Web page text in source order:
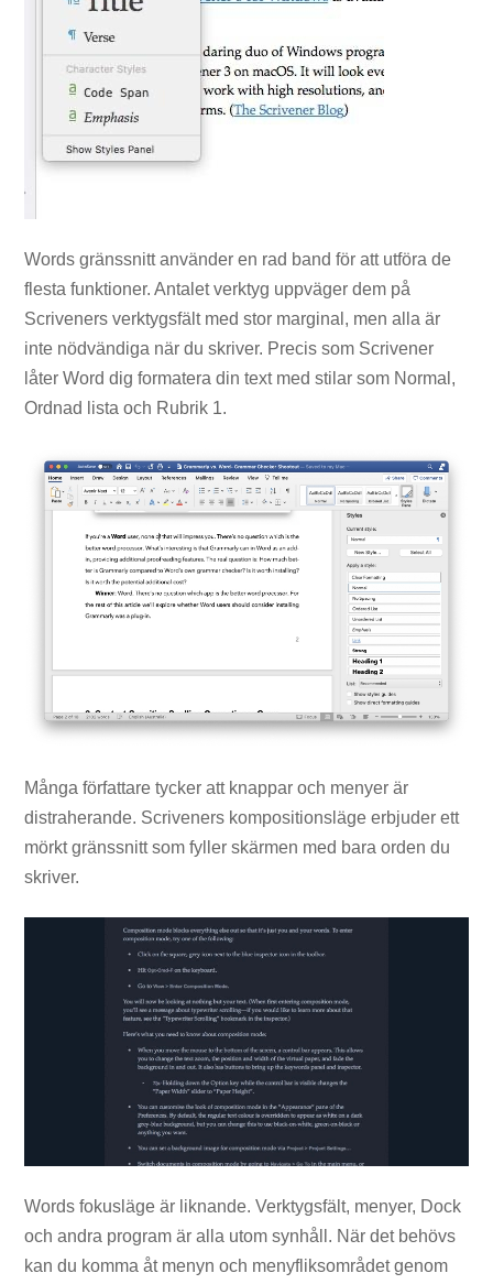
Words gränssnitt använder en rad band för att utföra de
flesta funktioner. Antalet verktyg uppväger dem på
Scriveners verktygsfält med stor marginal, men alla är
inte nödvändiga när du skriver. Precis som Scrivener
låter Word dig formatera din text med stilar som Normal,
Ordnad lista och Rubrik 1.
Många författare tycker att knappar och menyer är
distraherande. Scriveners kompositionsläge erbjuder ett
mörkt gränssnitt som fyller skärmen med bara orden du
skriver.
Words fokusläge är liknande. Verktygsfält, menyer, Dock
och andra program är alla utom synhåll. När det behövs
kan du komma åt menyn och menyfliksområdet genom